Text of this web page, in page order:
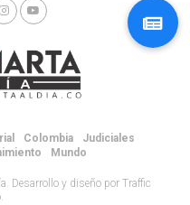
Colombia
Judiciales
Mundo
Desarrollo y diseño por Traffic